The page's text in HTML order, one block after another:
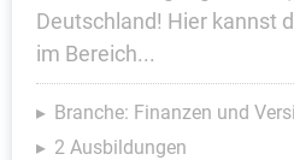
Deutschland! Hier kannst
im Bereich...
Branche: Finanzen und
2 Ausbildungen